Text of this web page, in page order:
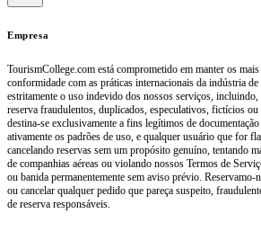
Empresa
TourismCollege.com está comprometido em manter os
conformidade com as práticas internacionais da indústria
estritamente o uso indevido dos nossos serviços,
reserva fraudulentos, duplicados, especulativos, fictícios
destina-se exclusivamente a fins legítimos de
ativamente os padrões de uso, e qualquer usuário que for
cancelando reservas sem um propósito genuíno, tentando
de companhias aéreas ou violando nossos Termos de
ou banida permanentemente sem aviso prévio.
ou cancelar qualquer pedido que pareça suspeito,
de reserva responsáveis.